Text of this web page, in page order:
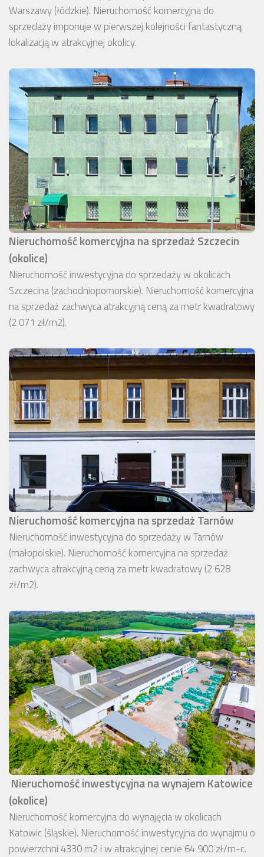
Warszawy (łódzkie). Nieruchomość komercyjna do
sprzedaży imponuje w pierwszej kolejności fantastyczną
lokalizacją w atrakcyjnej okolicy.
Nieruchomość komercyjna na sprzedaż Szczecin
(okolice)
Nieruchomość inwestycyjna do sprzedaży w okolicach
Szczecina (zachodniopomorskie). Nieruchomość komercyjna
na sprzedaż zachwyca atrakcyjną ceną za metr kwadratowy
(2 071 zł/m2).
Nieruchomość komercyjna na sprzedaż Tarnów
Nieruchomość inwestycyjna do sprzedaży w Tarnów
(małopolskie). Nieruchomość komercyjna na sprzedaż
zachwyca atrakcyjną ceną za metr kwadratowy (2 628
zł/m2).
Nieruchomość inwestycyjna na wynajem Katowice
(okolice)
Nieruchomość komercyjna do wynajęcia w okolicach
Katowic (śląskie). Nieruchomość inwestycyjna do wynajmu o
powierzchni 4330 m2 i w atrakcyjnej cenie 64 900 zł/m-c.